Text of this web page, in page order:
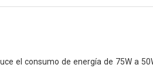
el consumo de energía de 75W a